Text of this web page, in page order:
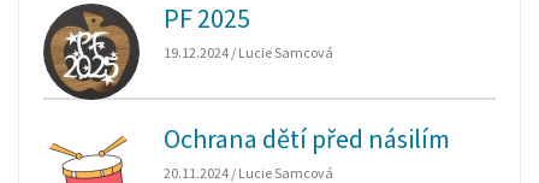
PF 2025
19.12.2024 / Lucie Samcová
Ochrana dětí před násilím
20.11.2024 / Lucie Samcová